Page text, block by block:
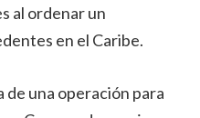
al ordenar un
en el Caribe.
de una operación para